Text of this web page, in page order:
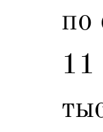
по